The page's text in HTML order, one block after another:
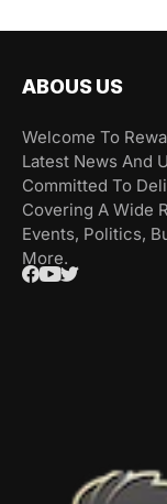
ABOUS US
Welcome To
Latest News And
Committed To
Covering A Wide
Events, Politics,
More.